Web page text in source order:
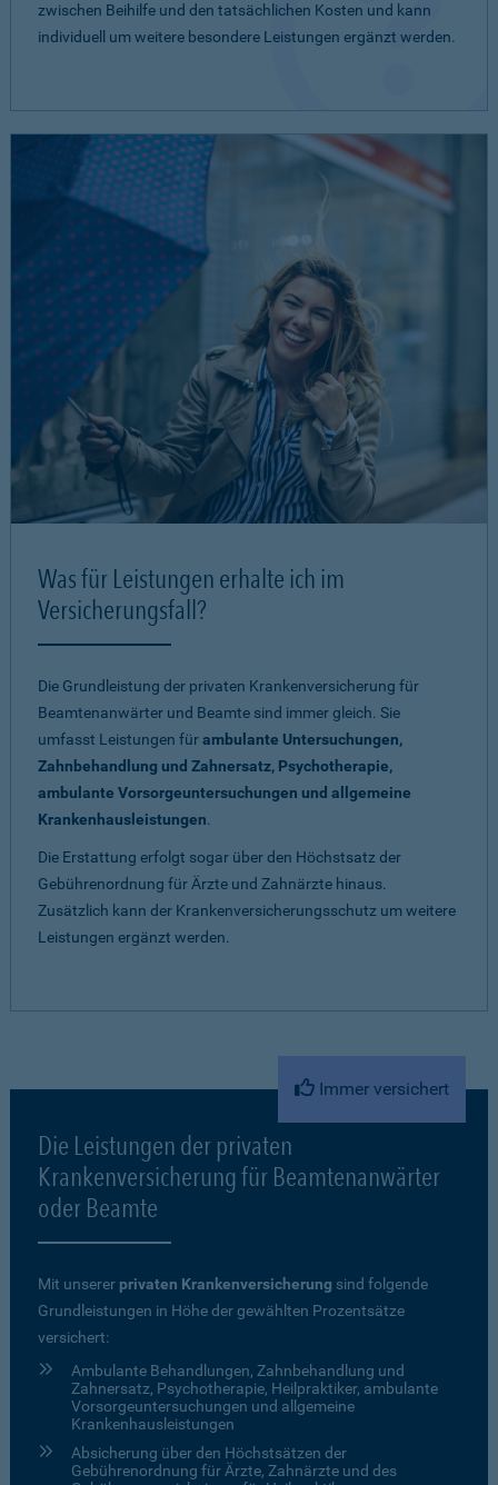
zwischen Beihilfe und den tatsächlichen Kosten und kann
individuell um weitere besondere Leistungen ergänzt werden.
Was für Leistungen erhalte ich im
Versicherungsfall?
Die Grundleistung der privaten Krankenversicherung für
Beamtenanwärter und Beamte sind immer gleich. Sie
umfasst Leistungen fürambulante Untersuchungen,
Zahnbehandlung und Zahnersatz, Psychotherapie,
ambulante Vorsorgeuntersuchungen und allgemeine
Krankenhausleistungen.
Die Erstattung erfolgt sogar über den Höchstsatz der
Gebührenordnung für Ärzte und Zahnärzte hinaus.
Zusätzlich kann der Krankenversicherungsschutz um weitere
Leistungen ergänzt werden.
Immer versichert
Die Leistungen der privaten
Krankenversicherung für Beamtenanwärter
oder Beamte
Mit unserer privaten Krankenversicherung sind folgende
Grundleistungen in Höhe der gewählten Prozentsätze
versichert:
Ambulante Behandlungen, Zahnbehandlung und
Zahnersatz, Psychotherapie, Heilpraktiker, ambulante
Vorsorgeuntersuchungen und allgemeine
Krankenhausleistungen
Absicherung über den Höchstsätzen der
Gebührenordnung für Ärzte, Zahnärzte und des